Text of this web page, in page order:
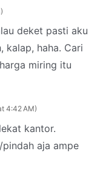
deket pasti aku
kalap, haha. Cari
miring itu
4:42 AM
kantor.
aja ampe